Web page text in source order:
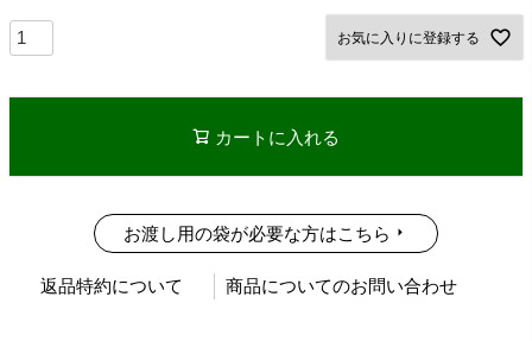
お気に入りに登録する
カートに入れる
お渡し用の袋が必要な方はこちら
返品特約について 商品についてのお問い合わせ